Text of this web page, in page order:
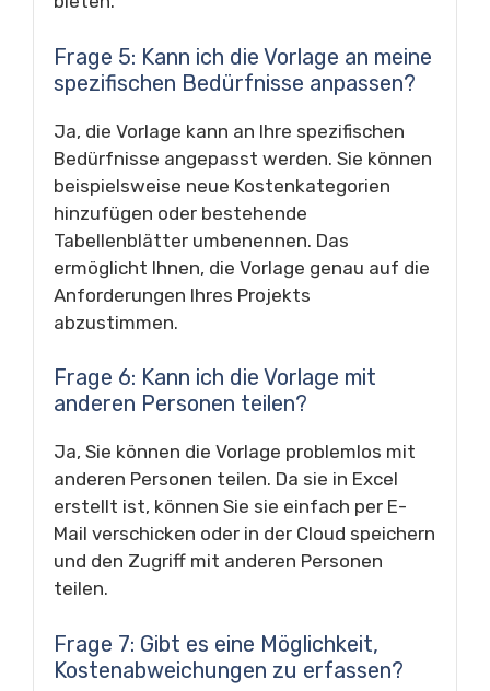
Frage 5: Kann ich die Vorlage an meine
spezifischen Bedürfnisse anpassen?
Ja, die Vorlage kann an Ihre spezifischen
Bedürfnisse angepasst werden. Sie können
beispielsweise neue Kostenkategorien
hinzufügen oder bestehende
Tabellenblätter umbenennen. Das
ermöglicht Ihnen, die Vorlage genau auf die
Anforderungen Ihres Projekts
abzustimmen.
Frage 6: Kann ich die Vorlage mit
anderen Personen teilen?
Ja, Sie können die Vorlage problemlos mit
anderen Personen teilen. Da sie in Excel
erstellt ist, können Sie sie einfach per E-
Mail verschicken oder in der Cloud speichern
und den Zugriff mit anderen Personen
teilen.
Frage 7: Gibt es eine Möglichkeit,
Kostenabweichungen zu erfassen?